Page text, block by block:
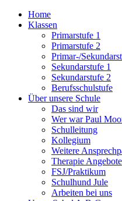
Home
Klassen
Primarstufe 1
Primarstufe 2
Primar-/
Sekundarstufe 1
Sekundarstufe 2
Berufsschulstufe
Über unsere Schule
Das sind wir
Wer war Paul
Schulleitung
Kollegium
Weitere
Therapie Angebote
FSJ/Praktikum
Schulhund Jule
Arbeiten bei uns